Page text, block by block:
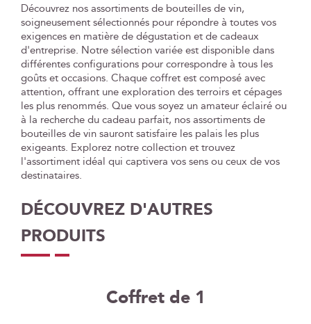
Découvrez nos assortiments de bouteilles de vin,
soigneusement sélectionnés pour répondre à toutes vos
exigences en matière de dégustation et de cadeaux
d'entreprise. Notre sélection variée est disponible dans
différentes configurations pour correspondre à tous les
goûts et occasions. Chaque coffret est composé avec
attention, offrant une exploration des terroirs et cépages
les plus renommés. Que vous soyez un amateur éclairé ou
à la recherche du cadeau parfait, nos assortiments de
bouteilles de vin sauront satisfaire les palais les plus
exigeants. Explorez notre collection et trouvez
l'assortiment idéal qui captivera vos sens ou ceux de vos
destinataires.
DÉCOUVREZ D'AUTRES
PRODUITS
Coffret de 1